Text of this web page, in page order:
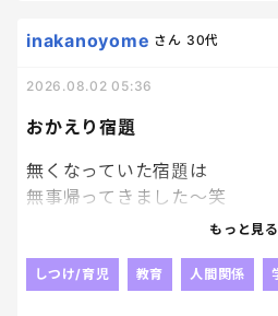
でもね、時間見て？
おかえり宿題
inakanoyome さん 30代
2026.08.02 05:36
無くなっていた宿題は
無事帰ってきました～笑
やっぱり人の「見た」とか
じゃないかなぁ～って思って
もっと見る
しつけ/育児 教育 人間関係